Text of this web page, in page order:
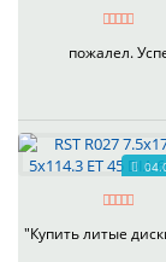
пожалел.
"Купить литые